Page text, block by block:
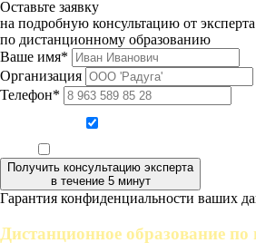
Оставьте заявку
на подробную консультацию от эксперта
по дистанционному образованию
Ваше имя*
Организация
Телефон*
Получить консультацию эксперта
в течение 5 минут
Гарантия конфиденциальности ваших
Дистанционное образование